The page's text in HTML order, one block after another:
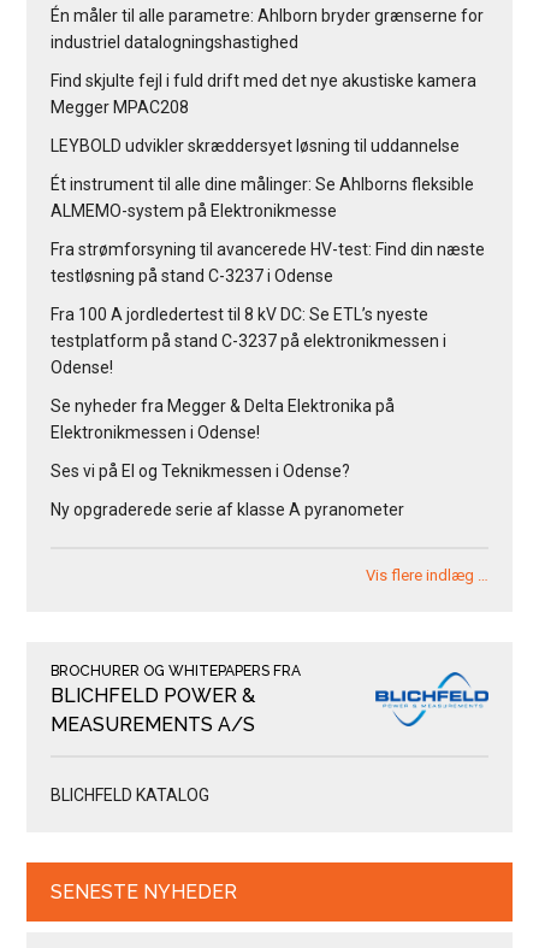
Én måler til alle parametre: Ahlborn bryder grænserne for
industriel datalogningshastighed
Find skjulte fejl i fuld drift med det nye akustiske kamera
Megger MPAC208
LEYBOLD udvikler skræddersyet løsning til uddannelse
Ét instrument til alle dine målinger: Se Ahlborns fleksible
ALMEMO-system på Elektronikmesse
Fra strømforsyning til avancerede HV-test: Find din næste
testløsning på stand C-3237 i Odense
Fra 100 A jordledertest til 8 kV DC: Se ETL’s nyeste
testplatform på stand C-3237 på elektronikmessen i
Odense!
Se nyheder fra Megger & Delta Elektronika på
Elektronikmessen i Odense!
Ses vi på El og Teknikmessen i Odense?
Ny opgraderede serie af klasse A pyranometer
Vis flere indlæg …
BROCHURER OG WHITEPAPERS FRA
BLICHFELD POWER &
MEASUREMENTS A/S
BLICHFELD KATALOG
SENESTE NYHEDER